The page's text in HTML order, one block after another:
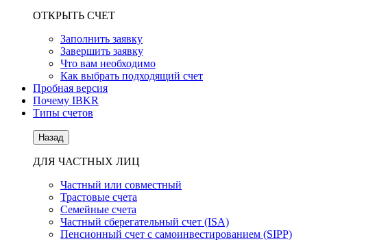
ОТКРЫТЬ СЧЕТ
Заполнить заявку
Завершить заявку
Что вам необходимо
Как выбрать подходящий счет
Пробная версия
Почему IBKR
Типы счетов
Назад
ДЛЯ ЧАСТНЫХ ЛИЦ
Частный или совместный
Трастовые счета
Семейные счета
Частный сберегательный счет (ISA)
Пенсионный счет с самоинвестированием (SIPP)